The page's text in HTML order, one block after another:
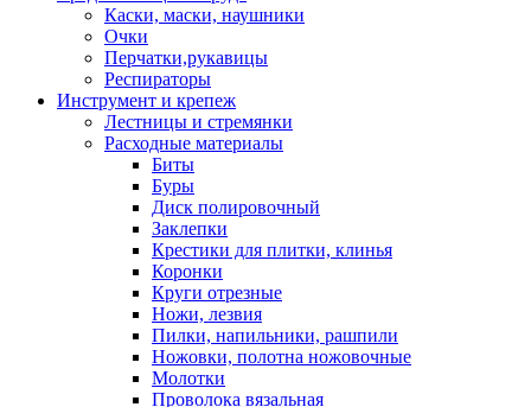
Каски, маски, наушники
Очки
Перчатки,рукавицы
Респираторы
Инструмент и крепеж
Лестницы и стремянки
Расходные материалы
Биты
Буры
Диск полировочный
Заклепки
Крестики для плитки, клинья
Коронки
Круги отрезные
Ножи, лезвия
Пилки, напильники, рашпили
Ножовки, полотна ножовочные
Молотки
Проволока вязальная